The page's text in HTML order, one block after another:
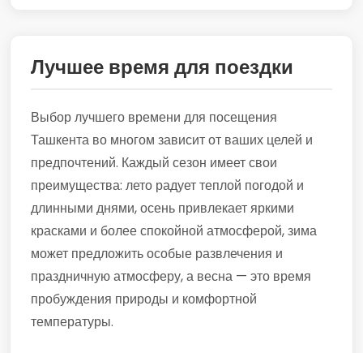
Лучшее время для поездки
Выбор лучшего времени для посещения
Ташкента во многом зависит от ваших целей и
предпочтений. Каждый сезон имеет свои
преимущества: лето радует теплой погодой и
длинными днями, осень привлекает яркими
красками и более спокойной атмосферой, зима
может предложить особые развлечения и
праздничную атмосферу, а весна — это время
пробуждения природы и комфортной
температуры.